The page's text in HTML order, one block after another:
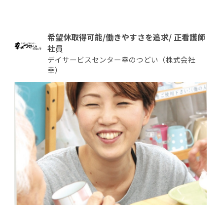
希望休取得可能/働きやすさを追求/ 正看護師
社員
デイサービスセンター幸のつどい（株式会社
幸）